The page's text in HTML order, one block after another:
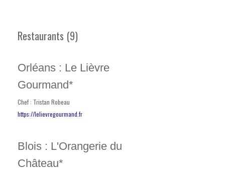
Restaurants (9)
Orléans : Le Lièvre
Gourmand*
Chef : Tristan Robeau
https://lelievregourmand.fr
Blois : L'Orangerie du
Château*